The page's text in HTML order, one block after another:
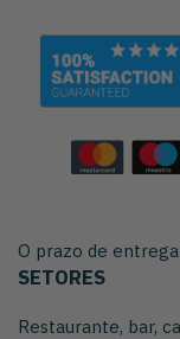
O prazo de
SETORES
Restaurante, bar,